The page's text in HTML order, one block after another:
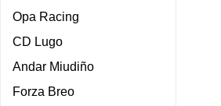
Opa Racing
CD Lugo
Andar Miudiño
Forza Breo